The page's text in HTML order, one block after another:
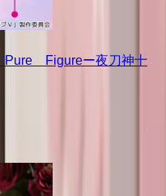
Figureー夜刀神十